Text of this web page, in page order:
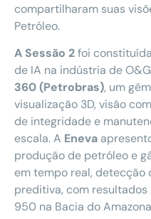
compartilharam suas
Petróleo.
A Sessão 2foi
de IA na indústria de
360 (Petrobras), um
visualização 3D, visão
de integridade e
escala. A Eneva
produção de petróleo e
em tempo real, detecção
preditiva, com
950 na Bacia do